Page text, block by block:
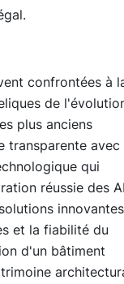
confrontées à
de
plus anciens
transparente avec
qui
réussie des
innovantes
et la fiabilité du
d'un bâtiment